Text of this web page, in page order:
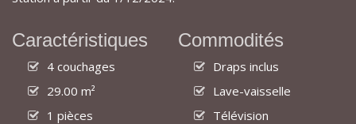
Caractéristiques
4 couchages
29.00 m²
1 pièces
Commodités
Draps inclus
Lave-vaisselle
Télévision